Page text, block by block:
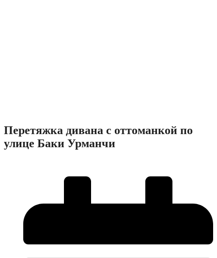
Перетяжка дивана с оттоманкой по
улице Баки Урманчи